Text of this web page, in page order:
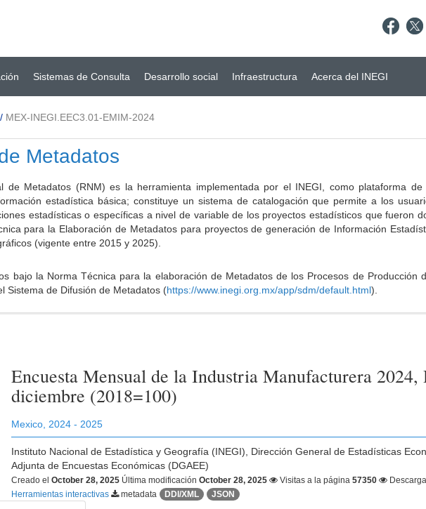
Sistemas de Consulta Desarrollo social Infraestructura Acerca del INEGI
/ MEX-INEGI.EEC3.01-EMIM-2024
Metadatos
de Metadatos (RNM) es la herramienta implementada por el INEGI, como plataforma
estadística básica; constituye un sistema de catalogación que permite a los
estadísticas o específicas a nivel de variable de los proyectos estadísticos que fueron
para la Elaboración de Metadatos para proyectos de generación de Información
(vigente entre 2015 y 2025).
bajo la Norma Técnica para la elaboración de Metadatos de los Procesos de Producción
Sistema de Difusión de Metadatos (https://www.inegi.org.mx/app/sdm/default.html).
Encuesta Mensual de la Industria Manufacturera 2024,
diciembre (2018=100)
Mexico 2024 - 2025
Instituto Nacional de Estadística y Geografía (INEGI), Dirección General de Estadísticas
Adjunta de Encuestas Económicas (DGAEE)
Creado elOctober 28, 2025 Última modificaciónOctober 28, 2025 Visitas a la página57350
Herramientas interactivas
metadata DDI/XML JSON